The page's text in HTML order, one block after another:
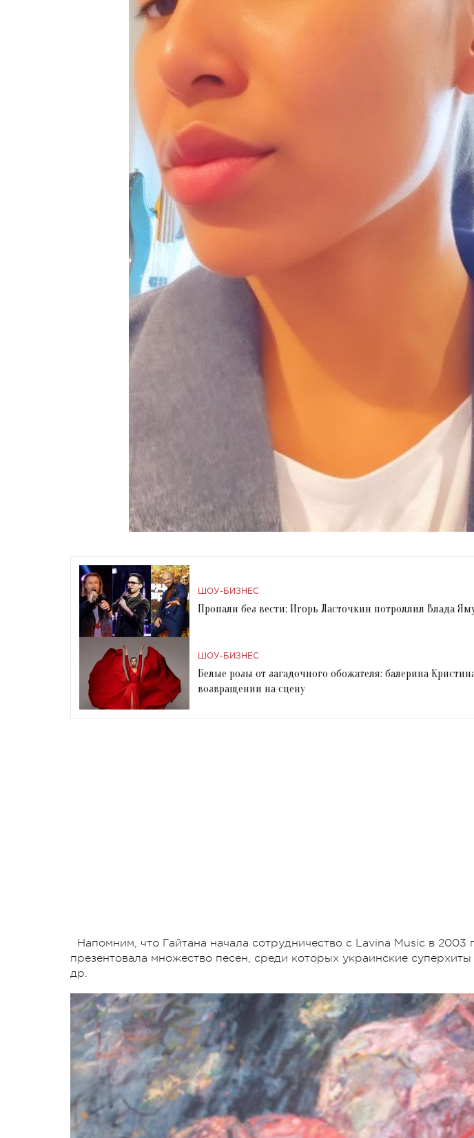
ШОУ-БИЗНЕС
Пропали без вести: Игорь Ласточкин потроллил Влада
ШОУ-БИЗНЕС
Белые розы от загадочного обожателя: балерина
возвращении на сцену
Напомним, что Гайтана начала сотрудничество с Lavina Music в 2003
презентовала множество песен, среди которых украинские суперхиты
др.